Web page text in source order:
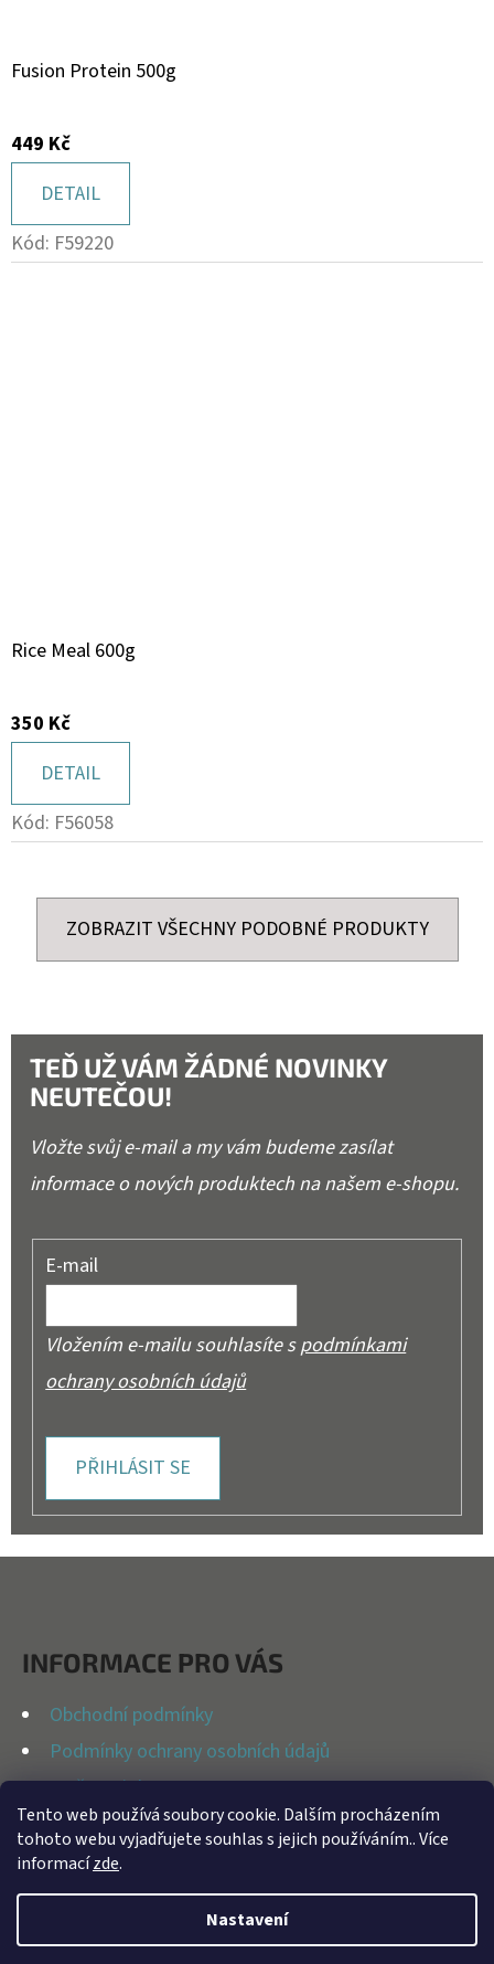
Tento web používá soubory cookie. Dalším procházením
tohoto webu vyjadřujete souhlas s jejich používáním.. Více
informacízde.
Nastavení
Fusion Protein 500g
449 Kč
DETAIL
Kód: F59220
Rice Meal 600g
350 Kč
DETAIL
Kód: F56058
ZOBRAZIT VŠECHNY PODOBNÉ PRODUKTY
TEĎ UŽ VÁM ŽÁDNÉ NOVINKY
NEUTEČOU!
Vložte svůj e-mail a my vám budeme zasílat
informace o nových produktech na našem e-shopu.
E-mail
Vložením e-mailu souhlasíte spodmínkami
ochrany osobních údajů
PŘIHLÁSIT SE
INFORMACE PRO VÁS
Obchodní podmínky
Podmínky ochrany osobních údajů
Možnosti dopravy
Reklamační řád
Kontakty